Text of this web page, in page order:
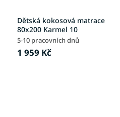
Dětská kokosová matrace
80x200 Karmel 10
5-10 pracovních dnů
1 959 Kč